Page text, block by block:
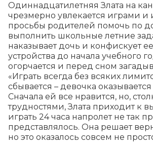
Одиннадцатилетняя Злата на
чрезмерно увлекается играми и
просьбы родителей помочь по
выполнить школьные летние
наказывает дочь и конфискует
устройства до начала учебного
огорчается и перед сном
«Играть всегда без всяких
сбывается – девочка
Сначала ей все нравится, но,
трудностями, Злата приходит к
играть 24 часа напролет не так
представлялось. Она решает
но это оказалось совсем не